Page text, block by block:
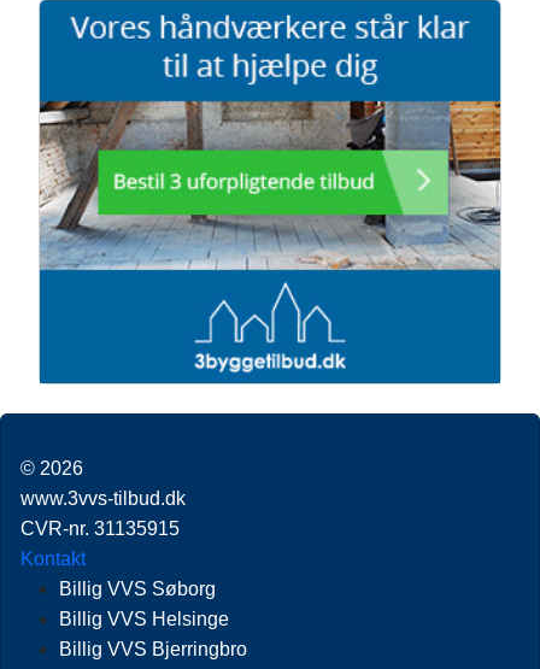
© 2026
www.3vvs-tilbud.dk
CVR-nr. 31135915
Kontakt
Billig VVS Søborg
Billig VVS Helsinge
Billig VVS Bjerringbro